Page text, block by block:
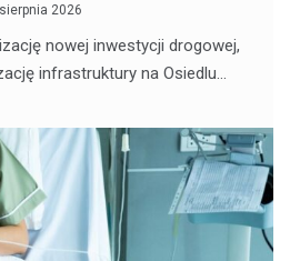
2026
nowej inwestycji drogowej,
infrastruktury na Osiedlu…